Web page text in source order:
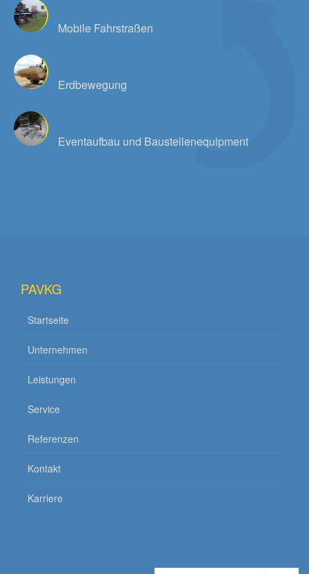
Mobile Fahrstraßen
Erdbewegung
Eventaufbau und Baustellenequipment
PAVKG
Startseite
Unternehmen
Leistungen
Service
Referenzen
Kontakt
Karriere